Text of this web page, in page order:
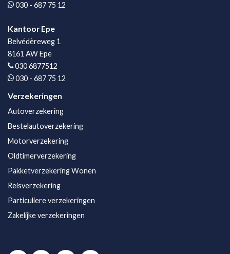
030 - 687 75 12
Kantoor Epe
Belvédèreweg 1
8161 AW Epe
030 6877512
030 - 687 75 12
Verzekeringen
Autoverzekering
Bestelautoverzekering
Motorverzekering
Oldtimerverzekering
Pakketverzekering Wonen
Reisverzekering
Particuliere verzekeringen
Zakelijke verzekeringen